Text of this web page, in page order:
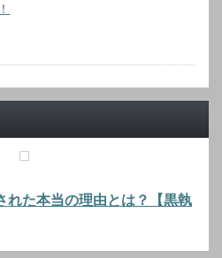
れた本当の理由とは？【黒執